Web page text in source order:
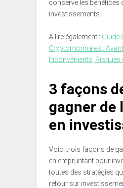
conserve les bénéfices
investissements.
A lire également : Guide
Cryptomonnaies :
Inconvénients,
3 façons
gagner de
en
Voici trois façons de
en empruntant pour
toutes des stratégies
retour sur